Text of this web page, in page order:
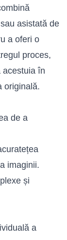
asistată de
a oferi o
proces,
acestuia în
originală.
de a
imaginii.
și
a